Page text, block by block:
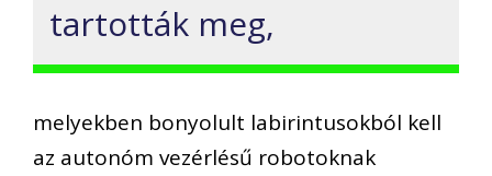
tartották meg,
melyekben bonyolult labirintusokból kell
az autonóm vezérlésű robotoknak